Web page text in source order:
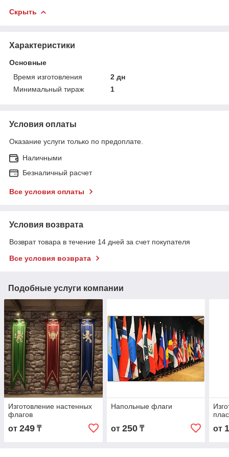
Скрыть
Характеристики
Основные
Время изготовления
2 дн
Минимальный тираж
1
Условия оплаты
Оказание услуги только по предоплате.
Наличными
Безналичный расчет
Все условия оплаты
Условия возврата
Возврат товара в течение 14 дней за счет покупателя
Все условия возврата
Подобные услуги компании
Изготовление настенных
флагов
от 249 ₸
Напольные флаги
от 250₸ от